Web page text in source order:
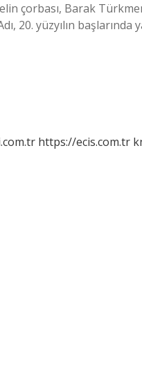
çorbası, Barak
20. yüzyılın başlarında
https://ecis.com.tr